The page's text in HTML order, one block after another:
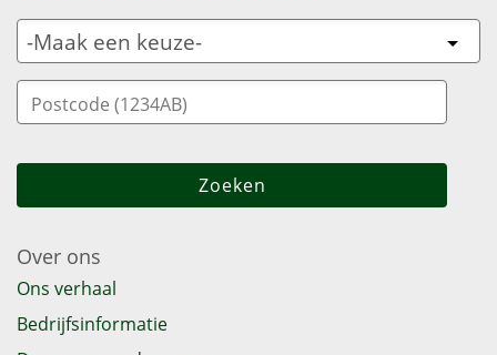
Over ons
Ons verhaal
Bedrijfsinformatie